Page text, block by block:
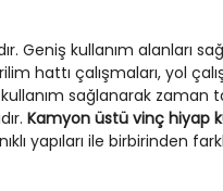
Geniş kullanım alanları
hattı çalışmaları, yol
sağlanarak
Kamyon üstü vinç hiyap
yapıları ile birbirinden